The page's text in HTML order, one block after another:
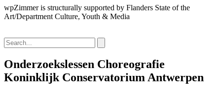
wpZimmer is structurally supported by Flanders State of the
Art/Department Culture, Youth & Media
Onderzoekslessen Choreografie
Koninklijk Conservatorium Antwerpen